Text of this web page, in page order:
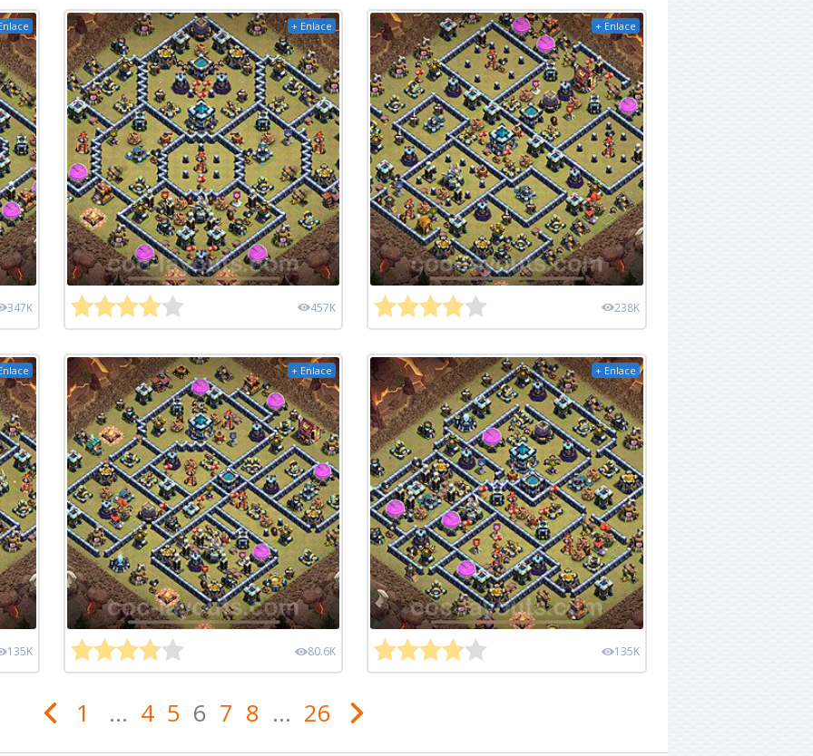
347K
+ Enlace
457K
+ Enlace
238K
135K
+ Enlace
80.6K
+ Enlace
135K
1 ... 4 5 6 7 8 ... 26